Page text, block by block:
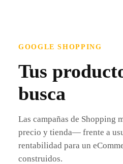
GOOGLE SHOPPING
Tus
busca
Las campañas de Shopping
precio y tienda— frente a
rentabilidad para un
construidos.